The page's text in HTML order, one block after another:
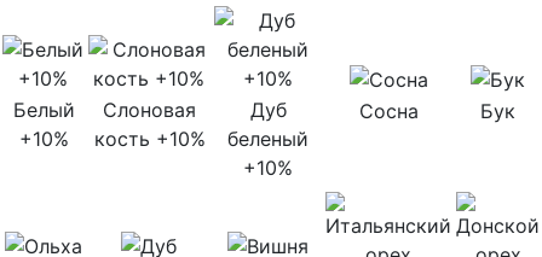
Белый
+10%
Слоновая
кость +10%
Дуб
беленый
+10%
Сосна Бук